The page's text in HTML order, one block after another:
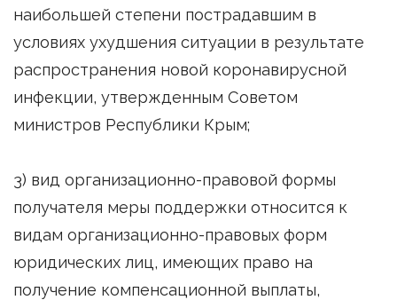
наибольшей степени пострадавшим в
условиях ухудшения ситуации в результате
распространения новой коронавирусной
инфекции, утвержденным Советом
министров Республики Крым;
3) вид организационно-правовой формы
получателя меры поддержки относится к
видам организационно-правовых форм
юридических лиц, имеющих право на
получение компенсационной выплаты,